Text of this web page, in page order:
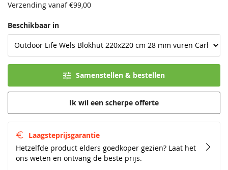
Verzending vanaf €99,00
Beschikbaar in
Laagsteprijsgarantie
Hetzelfde product elders goedkoper gezien? Laat het
ons weten en ontvang de beste prijs.
Samenstellen & bestellen
Ik wil een scherpe offerte